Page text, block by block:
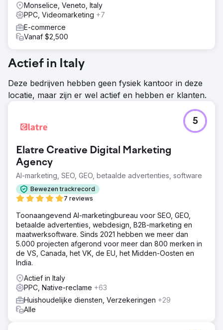
Monselice, Veneto, Italy
PPC, Videomarketing +7
E-commerce
Vanaf $2,500
Actief in Italy
Deze bedrijven hebben geen fysiek kantoor in deze
locatie, maar zijn er wel actief en hebben er klanten.
Elatre Creative Digital Marketing
Agency
AI-marketing, SEO, GEO, betaalde advertenties, software
Bewezen trackrecord
7 reviews
5
Toonaangevend AI-marketingbureau voor SEO, GEO,
betaalde advertenties, webdesign, B2B-marketing en
maatwerksoftware. Sinds 2021 hebben we meer dan
5.000 projecten afgerond voor meer dan 800 merken in
de VS, Canada, het VK, de EU, het Midden-Oosten en
India.
Actief in Italy
PPC, Native-reclame +63
Huishoudelijke diensten, Verzekeringen +29
Alle